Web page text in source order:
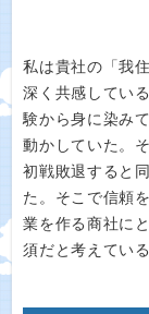
私は貴社の「我
深く共感してい
験から身に染み
動かしていた。
初戦敗退すると
た。そこで信頼
業を作る商社に
須だと考えている